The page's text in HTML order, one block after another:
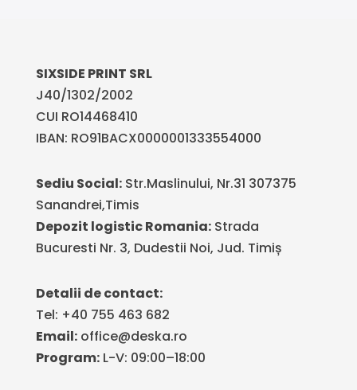
SIXSIDE PRINT SRL
J40/1302/2002
CUI RO14468410
IBAN: RO91BACX0000001333554000
Sediu Social:Str.Maslinului, Nr.31 307375
Sanandrei,Timis
Depozit logistic Romania:Strada
Bucuresti Nr. 3, Dudestii Noi, Jud. Timiș
Detalii de contact:
Tel: +40 755 463 682
Email:office@deska.ro
Program:L-V: 09:00–18:00